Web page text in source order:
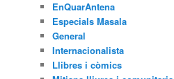
EnQuarAntena
Especials Masala
General
Internacionalista
Llibres i còmics